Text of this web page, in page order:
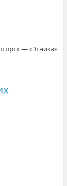
— «Этника»